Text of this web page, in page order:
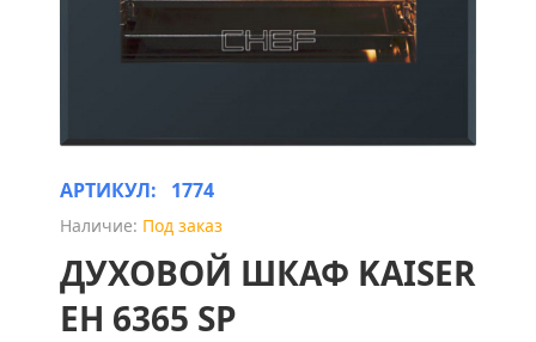
АРТИКУЛ: 1774
Наличие: Под заказ
ДУХОВОЙ ШКАФ KAISER
EH 6365 SP